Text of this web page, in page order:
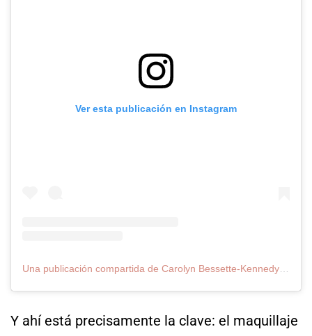
Ver esta publicación en Instagram
Y ahí está precisamente la clave: el maquillaje